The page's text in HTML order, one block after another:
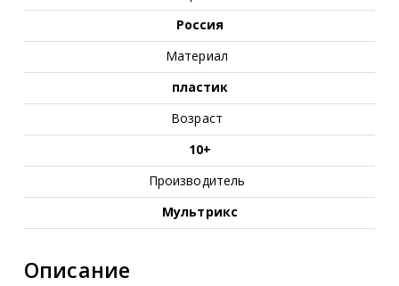
Россия
Материал
пластик
Возраст
10+
Производитель
Мультрикс
Описание